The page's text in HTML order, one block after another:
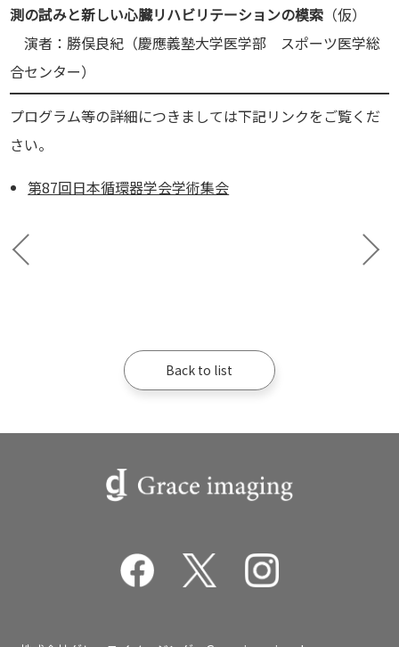
測の試みと新しい心臓リハビリテーションの模索 （仮）
演者：勝俣良紀（慶應義塾大学医学部 スポーツ医学総
合センター）
プログラム等の詳細につきましては下記リンクをご覧くだ
さい。
第87回日本循環器学会学術集会
Back to list